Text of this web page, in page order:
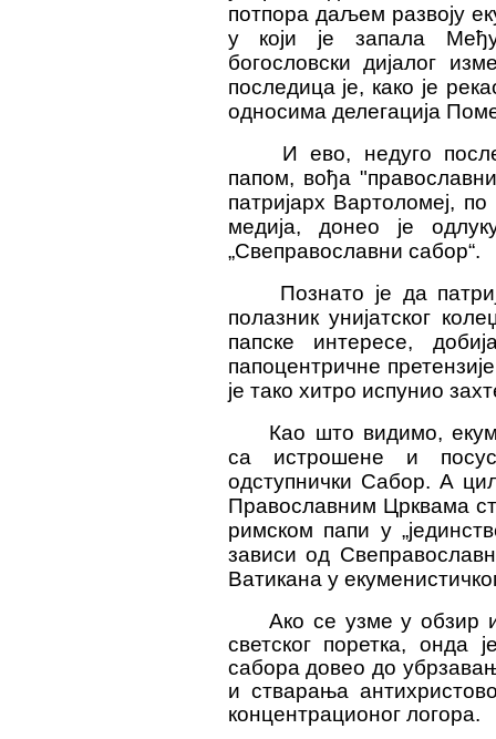
потпора даљем развоју
у који је запала
богословски дијалог
последица је, како је
односима делегација
И ево, недуго
папом, вођа
патријарх Вартоломеј,
медија, донео је
„Свеправославни сабор“.
Познато је да
полазник унијатског
папске интересе,
папоцентричне
је тако хитро испунио
Као што видимо,
са истрошене и
одступнички Сабор. А
Православним Црквама
римском папи у
зависи од
Ватикана у
Ако се узме у обзир
светског поретка, онда
сабора довео до
и стварања
концентрационог логора.